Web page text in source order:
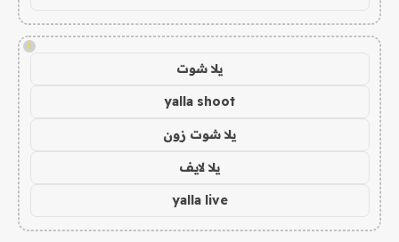
!
يلا شوت
yalla shoot
يلا شوت زون
يلا لايف
yalla live